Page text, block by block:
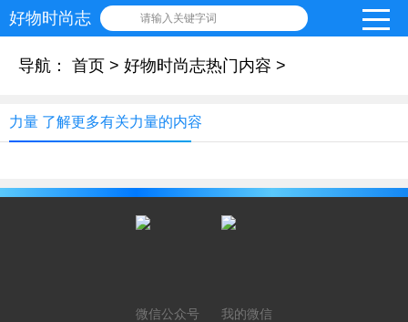
好物时尚志 请输入关键字词
导航： 首页 > 好物时尚志热门内容 >
力量 了解更多有关力量的内容
微信公众号 我的微信